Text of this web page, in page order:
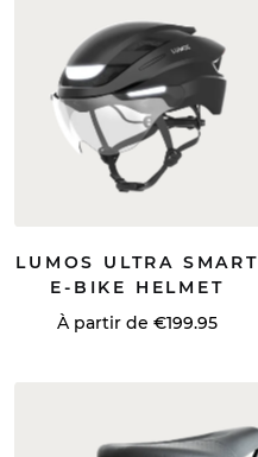
LUMOS ULTRA SMART
E-BIKE HELMET
À partir de €199.95